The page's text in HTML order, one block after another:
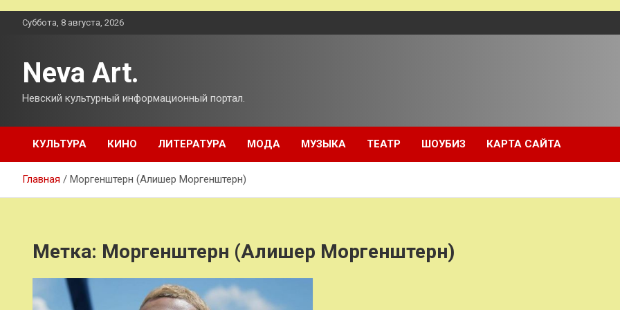
ПерейтиСуббота, 8 августа, 2026
Neva Art.
Невский культурный информационный портал.
КУЛЬТУРА КИНО ЛИТЕРАТУРА МОДА МУЗЫКА ТЕАТР ШОУБИЗ КАРТА САЙТА
Главная Моргенштерн (Алишер Моргенштерн)
Метка: Моргенштерн (Алишер Моргенштерн)